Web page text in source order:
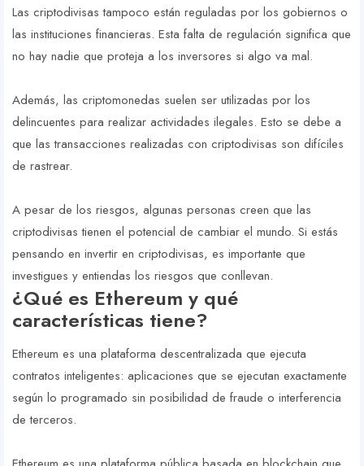
Las criptodivisas tampoco están reguladas por los gobiernos o
las instituciones financieras. Esta falta de regulación significa que
no hay nadie que proteja a los inversores si algo va mal.
Además, las criptomonedas suelen ser utilizadas por los
delincuentes para realizar actividades ilegales. Esto se debe a
que las transacciones realizadas con criptodivisas son difíciles
de rastrear.
A pesar de los riesgos, algunas personas creen que las
criptodivisas tienen el potencial de cambiar el mundo. Si estás
pensando en invertir en criptodivisas, es importante que
investigues y entiendas los riesgos que conllevan.
¿Qué es Ethereum y qué
características tiene?
Ethereum es una plataforma descentralizada que ejecuta
contratos inteligentes: aplicaciones que se ejecutan exactamente
según lo programado sin posibilidad de fraude o interferencia
de terceros.